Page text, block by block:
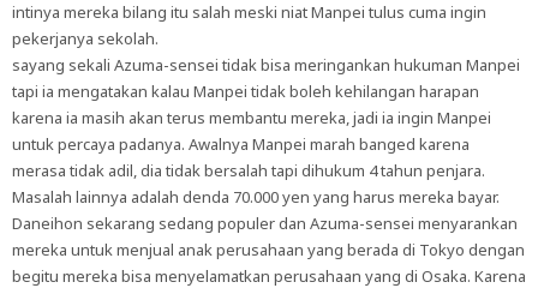
intinya mereka bilang itu salah meski niat Manpei tulus cuma ingin
pekerjanya sekolah.
sayang sekali Azuma-sensei tidak bisa meringankan hukuman Manpei
tapi ia mengatakan kalau Manpei tidak boleh kehilangan harapan
karena ia masih akan terus membantu mereka, jadi ia ingin Manpei
untuk percaya padanya. Awalnya Manpei marah banged karena
merasa tidak adil, dia tidak bersalah tapi dihukum 4 tahun penjara.
Masalah lainnya adalah denda 70.000 yen yang harus mereka bayar.
Daneihon sekarang sedang populer dan Azuma-sensei menyarankan
mereka untuk menjual anak perusahaan yang berada di Tokyo dengan
begitu mereka bisa menyelamatkan perusahaan yang di Osaka. Karena